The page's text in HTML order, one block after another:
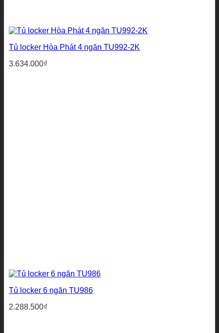
Tủ locker Hòa Phát 4 ngăn TU992-2K
3.634.000₫
Tủ locker 6 ngăn TU986
2.288.500₫